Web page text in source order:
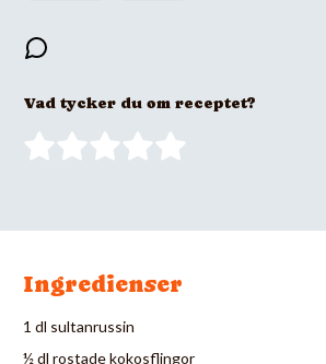
Vad tycker du om receptet?
Ingredienser
1 dl sultanrussin
½ dl rostade kokosflingor